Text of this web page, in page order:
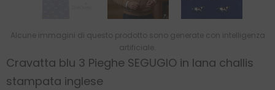
Alcune immagini di questo prodotto sono generate con intelligenza
artificiale.
Cravatta blu 3 Pieghe SEGUGIO in lana challis
stampata inglese